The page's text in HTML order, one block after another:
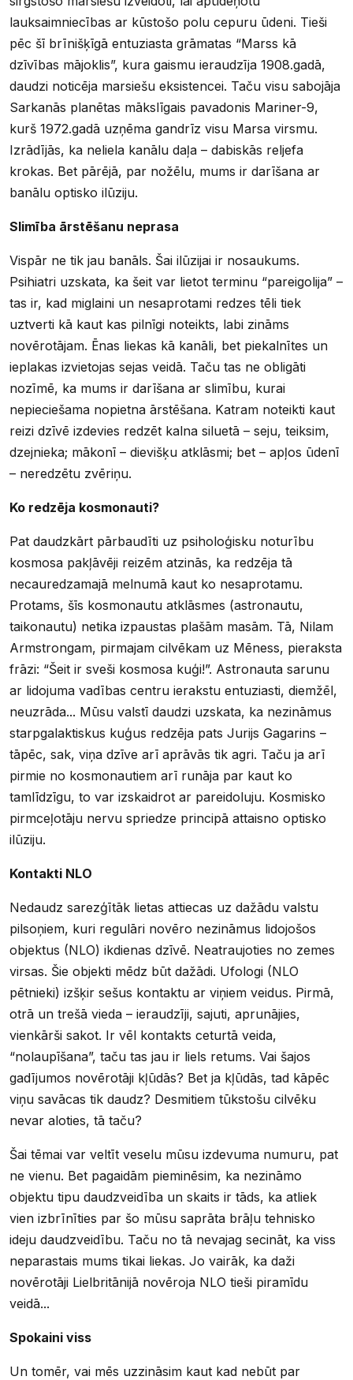
lauksaimniecības ar kūstošo polu cepuru ūdeni. Tieši
pēc šī brīnišķīgā entuziasta grāmatas “Marss kā
dzīvības mājoklis”, kura gaismu ieraudzīja 1908.gadā,
daudzi noticēja marsiešu eksistencei. Taču visu sabojāja
Sarkanās planētas mākslīgais pavadonis Mariner-9,
kurš 1972.gadā uzņēma gandrīz visu Marsa virsmu.
Izrādījās, ka neliela kanālu daļa – dabiskās reljefa
krokas. Bet pārējā, par nožēlu, mums ir darīšana ar
banālu optisko ilūziju.
Slimība ārstēšanu neprasa
Vispār ne tik jau banāls. Šai ilūzijai ir nosaukums.
Psihiatri uzskata, ka šeit var lietot terminu “pareigolija” –
tas ir, kad miglaini un nesaprotami redzes tēli tiek
uztverti kā kaut kas pilnīgi noteikts, labi zināms
novērotājam. Ēnas liekas kā kanāli, bet piekalnītes un
ieplakas izvietojas sejas veidā. Taču tas ne obligāti
nozīmē, ka mums ir darīšana ar slimību, kurai
nepieciešama nopietna ārstēšana. Katram noteikti kaut
reizi dzīvē izdevies redzēt kalna siluetā – seju, teiksim,
dzejnieka; mākonī – dievišķu atklāsmi; bet – apļos ūdenī
– neredzētu zvēriņu.
Ko redzēja kosmonauti?
Pat daudzkārt pārbaudīti uz psiholoģisku noturību
kosmosa pakļāvēji reizēm atzinās, ka redzēja tā
necauredzamajā melnumā kaut ko nesaprotamu.
Protams, šīs kosmonautu atklāsmes (astronautu,
taikonautu) netika izpaustas plašām masām. Tā, Nilam
Armstrongam, pirmajam cilvēkam uz Mēness, pieraksta
frāzi: “Šeit ir sveši kosmosa kuģi!”. Astronauta sarunu
ar lidojuma vadības centru ierakstu entuziasti, diemžēl,
neuzrāda... Mūsu valstī daudzi uzskata, ka nezināmus
starpgalaktiskus kuģus redzēja pats Jurijs Gagarins –
tāpēc, sak, viņa dzīve arī aprāvās tik agri. Taču ja arī
pirmie no kosmonautiem arī runāja par kaut ko
tamlīdzīgu, to var izskaidrot ar pareidoluju. Kosmisko
pirmceļotāju nervu spriedze principā attaisno optisko
ilūziju.
Kontakti NLO
Nedaudz sarezģītāk lietas attiecas uz dažādu valstu
pilsoņiem, kuri regulāri novēro nezināmus lidojošos
objektus (NLO) ikdienas dzīvē. Neatraujoties no zemes
virsas. Šie objekti mēdz būt dažādi. Ufologi (NLO
pētnieki) izšķir sešus kontaktu ar viņiem veidus. Pirmā,
otrā un trešā vieda – ieraudzīji, sajuti, aprunājies,
vienkārši sakot. Ir vēl kontakts ceturtā veida,
“nolaupīšana”, taču tas jau ir liels retums. Vai šajos
gadījumos novērotāji kļūdās? Bet ja kļūdās, tad kāpēc
viņu savācas tik daudz? Desmitiem tūkstošu cilvēku
nevar aloties, tā taču?
Šai tēmai var veltīt veselu mūsu izdevuma numuru, pat
ne vienu. Bet pagaidām pieminēsim, ka nezināmo
objektu tipu daudzveidība un skaits ir tāds, ka atliek
vien izbrīnīties par šo mūsu saprāta brāļu tehnisko
ideju daudzveidību. Taču no tā nevajag secināt, ka viss
neparastais mums tikai liekas. Jo vairāk, ka daži
novērotāji Lielbritānijā novēroja NLO tieši piramīdu
veidā...
Spokaini viss
Un tomēr, vai mēs uzzināsim kaut kad nebūt par